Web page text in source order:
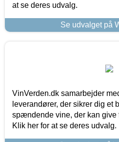
at se deres udvalg.
Se udvalget på
VinVerden.dk samarbejder
leverandører, der sikrer dig et
spændende vine, der kan give
Klik her for at se deres udvalg.